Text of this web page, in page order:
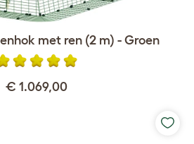
met ren (2 m) - Groen
€ 1.069,00